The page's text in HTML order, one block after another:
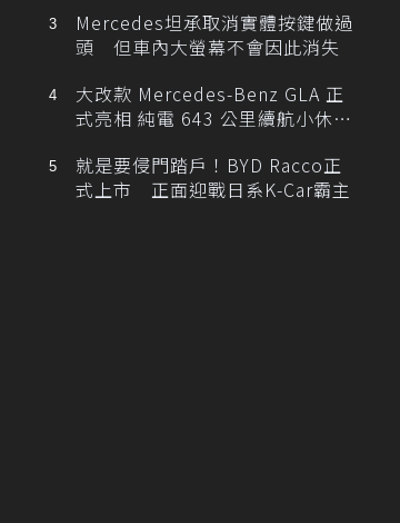
Mercedes坦承取消實體按鍵做過
頭 但車內大螢幕不會因此消失
大改款 Mercedes-Benz GLA 正
式亮相 純電 643 公里續航小休
就是要侵門踏戶！BYD Racco正
式上市 正面迎戰日系K-Car霸主